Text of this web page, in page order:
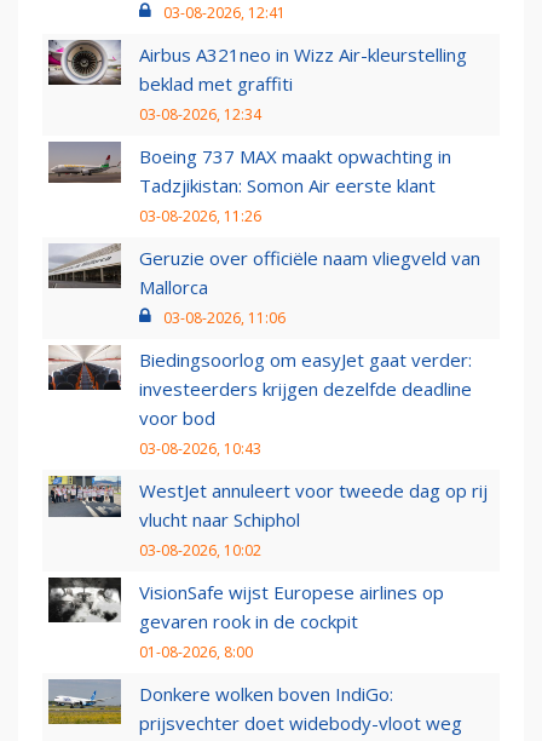
03-08-2026, 12:41
Airbus A321neo in Wizz Air-kleurstelling
beklad met graffiti
03-08-2026, 12:34
Boeing 737 MAX maakt opwachting in
Tadzjikistan: Somon Air eerste klant
03-08-2026, 11:26
Geruzie over officiële naam vliegveld van
Mallorca
03-08-2026, 11:06
Biedingsoorlog om easyJet gaat verder:
investeerders krijgen dezelfde deadline
voor bod
03-08-2026, 10:43
WestJet annuleert voor tweede dag op rij
vlucht naar Schiphol
03-08-2026, 10:02
VisionSafe wijst Europese airlines op
gevaren rook in de cockpit
01-08-2026, 8:00
Donkere wolken boven IndiGo:
prijsvechter doet widebody-vloot weg